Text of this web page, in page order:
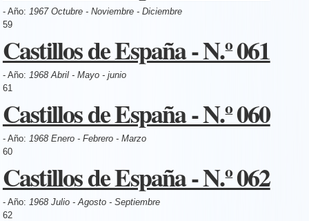
- Año: 1967 Octubre - Noviembre - Diciembre
59
Castillos de España - N.º 061
- Año: 1968 Abril - Mayo - junio
61
Castillos de España - N.º 060
- Año: 1968 Enero - Febrero - Marzo
60
Castillos de España - N.º 062
- Año: 1968 Julio - Agosto - Septiembre
62